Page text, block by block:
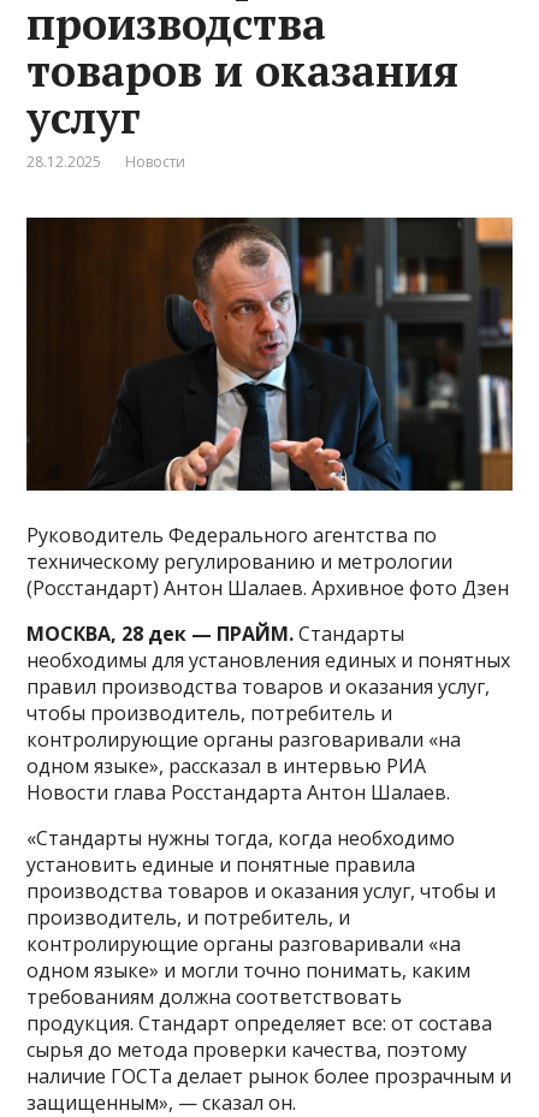
производства
товаров и оказания
услуг
28.12.2025 Новости
Руководитель Федерального агентства по
техническому регулированию и метрологии
(Росстандарт) Антон Шалаев. Архивное фото Дзен
МОСКВА, 28 дек — ПРАЙМ.Стандарты
необходимы для установления единых и понятных
правил производства товаров и оказания услуг,
чтобы производитель, потребитель и
контролирующие органы разговаривали «на
одном языке», рассказал в интервью РИА
Новости глава Росстандарта Антон Шалаев.
«Стандарты нужны тогда, когда необходимо
установить единые и понятные правила
производства товаров и оказания услуг, чтобы и
производитель, и потребитель, и
контролирующие органы разговаривали «на
одном языке» и могли точно понимать, каким
требованиям должна соответствовать
продукция. Стандарт определяет все: от состава
сырья до метода проверки качества, поэтому
наличие ГОСТа делает рынок более прозрачным и
защищенным», — сказал он.